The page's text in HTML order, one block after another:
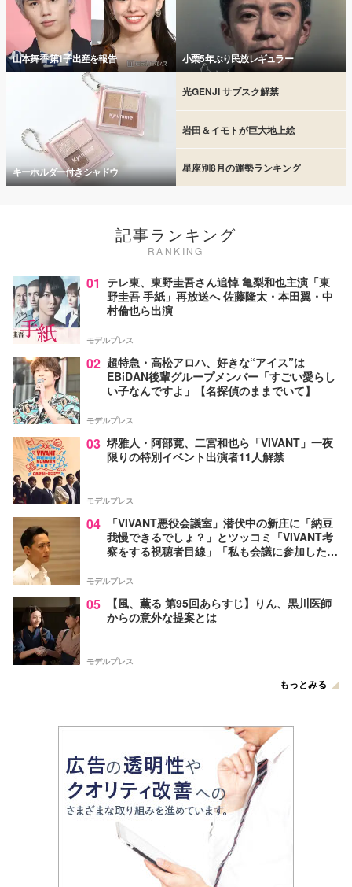
山本舞香 第1子出産を報告 小栗5年ぶり民放レギュラー
キーホルダー付きシャドウ
光GENJI サブスク解禁
岩田＆イモトが巨大地上絵
星座別8月の運勢ランキング
記事ランキング
RANKING
01 テレ東、東野圭吾さん追悼 亀梨和也主演「東
野圭吾 手紙」再放送へ 佐藤隆太・本田翼・中
村倫也ら出演
モデルプレス
02 超特急・高松アロハ、好きな“アイス”は
EBiDAN後輩グループメンバー「すごい愛らし
い子なんですよ」【名探偵のままでいて】
モデルプレス
03 堺雅人・阿部寛、二宮和也ら「VIVANT」一夜
限りの特別イベント出演者11人解禁
モデルプレス
04
「VIVANT悪役会議室」潜伏中の新庄に「納豆
我慢できるでしょ？」とツッコミ「VIVANT考
察をする視聴者目線」「私も会議に参加した
モデルプレス
05
【風、薫る 第95回あらすじ】りん、黒川医師
からの意外な提案とは
モデルプレス
もっとみる